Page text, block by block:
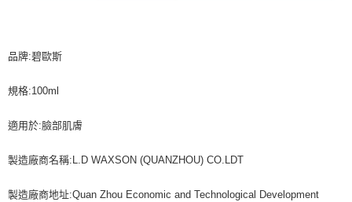
品牌:碧歐斯
規格:100ml
適用於:臉部肌膚
製造廠商名稱:L.D WAXSON (QUANZHOU) CO.LDT
製造廠商地址:Quan Zhou Economic and Technological Development